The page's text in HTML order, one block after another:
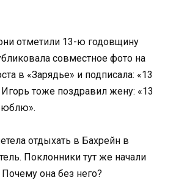
отметили 13-ю годовщину
совместное фото на
в «Зарядье» и подписала: «13
тоже поздравил жену: «13
отдыхать в Бахрейн в
Поклонники тут же начали
она без него?